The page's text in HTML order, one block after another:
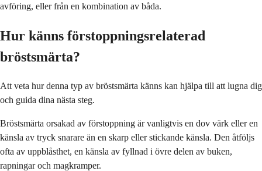
avföring, eller från en kombination av båda.
Hur känns förstoppningsrelaterad
bröstsmärta?
Att veta hur denna typ av bröstsmärta känns kan hjälpa till att lugna dig
och guida dina nästa steg.
Bröstsmärta orsakad av förstoppning är vanligtvis en dov värk eller en
känsla av tryck snarare än en skarp eller stickande känsla. Den åtföljs
ofta av uppblåsthet, en känsla av fyllnad i övre delen av buken,
rapningar och magkramper.